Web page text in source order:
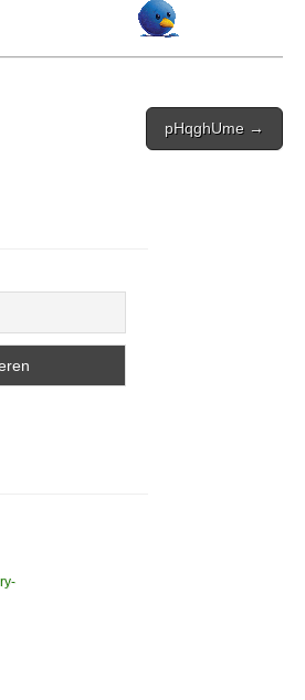
pHqghUme →